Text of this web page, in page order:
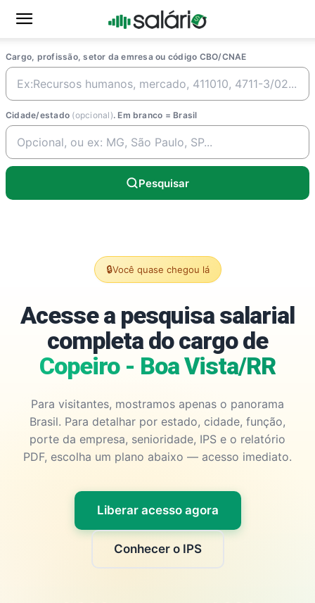
Cargo, profissão, setor da emresa ou código CBO/CNAE
Cidade/estado (opcional). Em branco = Brasil
Pesquisar
🔒Você quase chegou lá
Acesse a pesquisa salarial
completa do cargo de
Copeiro - Boa Vista/RR
Para visitantes, mostramos apenas o panorama
Brasil. Para detalhar por estado, cidade, função,
porte da empresa, senioridade, IPS e o relatório
PDF, escolha um plano abaixo — acesso imediato.
Liberar acesso agora
Conhecer o IPS